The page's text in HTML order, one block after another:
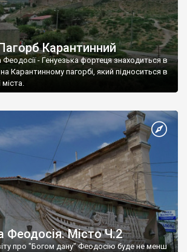
Карантинний
- Генуезька фортеця знаходиться в
Карантинному пагорбі, який підноситься в
Феодосія. Місто Ч.2
про "Богом дану" Феодосію буде не менш